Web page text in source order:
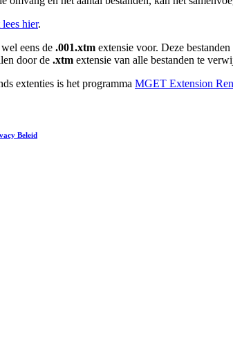
hier.
eens de .001.xtm extensie voor. Deze
door de .xtm extensie van alle bestanden te
extenties is het programma MGET Extension
Beleid